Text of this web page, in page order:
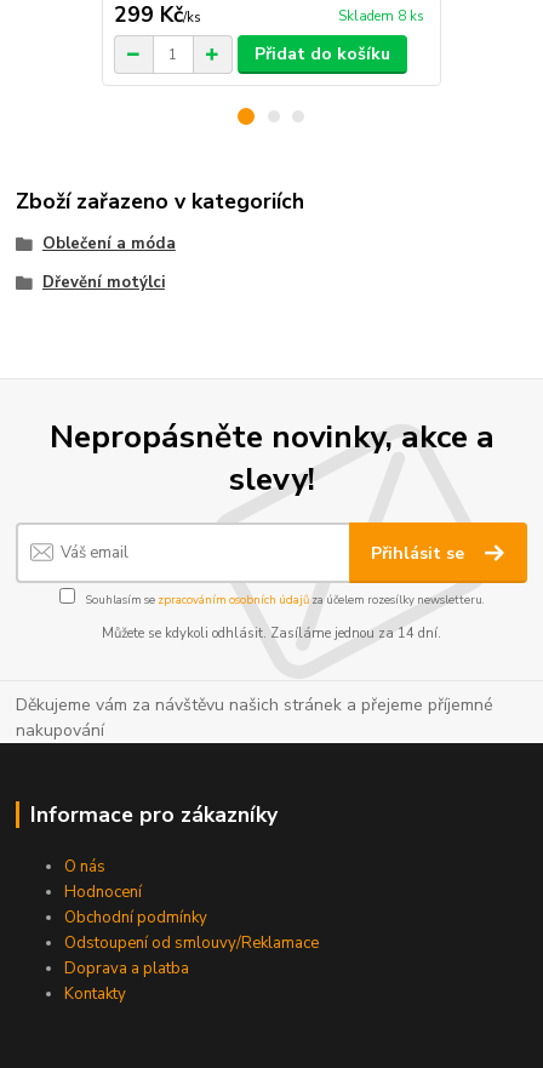
299 Kč/ks Skladem 8 ks
Přidat do košíku
Zboží zařazeno v kategoriích
Oblečení a móda
Dřevění motýlci
Nepropásněte novinky, akce a
slevy!
Přihlásit se
Souhlasím se zpracováním osobních údajůza účelem rozesílky newsletteru.
Můžete se kdykoli odhlásit. Zasíláme jednou za 14 dní.
Děkujeme vám za návštěvu našich stránek a přejeme příjemné
nakupování
Informace pro zákazníky
O nás
Hodnocení
Obchodní podmínky
Odstoupení od smlouvy/Reklamace
Doprava a platba
Kontakty